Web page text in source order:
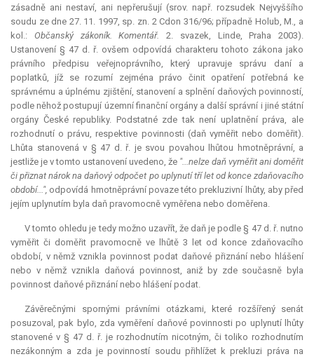
zásadně ani nestaví, ani nepřerušují (srov. např. rozsudek Nejvyššího
soudu ze dne 27. 11. 1997, sp. zn. 2 Cdon 316/96; případně Holub, M., a
kol.: Občanský zákoník. Komentář. 2. svazek, Linde, Praha 2003).
Ustanovení § 47 d. ř. ovšem odpovídá charakteru tohoto zákona jako
právního předpisu veřejnoprávního, který upravuje správu daní a
poplatků, jíž se rozumí zejména právo činit opatření potřebná ke
správnému a úplnému zjištění, stanovení a splnění daňových povinností,
podle něhož postupují územní finanční orgány a další správní i jiné státní
orgány České republiky. Podstatné zde tak není uplatnění práva, ale
rozhodnutí o právu, respektive povinnosti (daň vyměřit nebo doměřit).
Lhůta stanovená v § 47 d. ř. je svou povahou lhůtou hmotněprávní, a
jestliže je v tomto ustanovení uvedeno, že "...nelze daň vyměřit ani doměřit
či přiznat nárok na daňový odpočet po uplynutí tří let od konce zdaňovacího
období...", odpovídá hmotněprávní povaze této prekluzivní lhůty, aby před
jejím uplynutím byla daň pravomocně vyměřena nebo doměřena.
V tomto ohledu je tedy možno uzavřít, že daň je podle § 47 d. ř. nutno
vyměřit či doměřit pravomocně ve lhůtě 3 let od konce zdaňovacího
období, v němž vznikla povinnost podat daňové přiznání nebo hlášení
nebo v němž vznikla daňová povinnost, aniž by zde současně byla
povinnost daňové přiznání nebo hlášení podat.
Závěrečnými spornými právními otázkami, které rozšířený senát
posuzoval, pak bylo, zda vyměření daňové povinnosti po uplynutí lhůty
stanovené v § 47 d. ř. je rozhodnutím nicotným, či toliko rozhodnutím
nezákonným a zda je povinností soudu přihlížet k prekluzi práva na